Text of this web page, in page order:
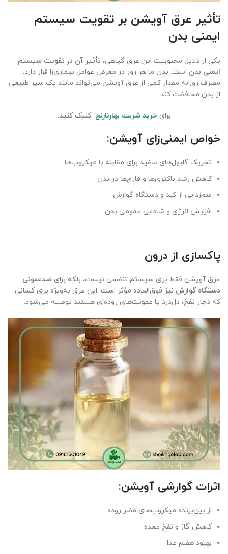
تأثیر عرق آویشن بر تقویت سیستم
ایمنی بدن
یکی از دلایل محبوبیت این عرق گیاهی، تأثیر آن در تقویت سیستم
ایمنی بدن است. بدن ما هر روز در معرض عوامل بیماری‌زا قرار دارد.
مصرف روزانه مقدار کمی از عرق آویشن می‌تواند مانند یک سپر طبیعی
از بدن محافظت کند.
برایخرید شربت بهارنارنج کلیک کنید.
خواص ایمنی‌زای آویشن:
تحریک گلبول‌های سفید برای مقابله با میکروب‌ها
کاهش رشد باکتری‌ها و قارچ‌ها در بدن
سم‌زدایی از کبد و دستگاه گوارش
افزایش انرژی و شادابی عمومی بدن
پاکسازی از درون
عرق آویشن فقط برای سیستم تنفسی نیست، بلکه برای ضدعفونی
دستگاه گوارش نیز فوق‌العاده مؤثر است. این عرق به‌ویژه برای کسانی
که دچار نفخ، دل‌درد یا عفونت‌های روده‌ای هستند توصیه می‌شود.
اثرات گوارشی آویشن:
از بین‌برنده میکروب‌های مضر روده
کاهش گاز و نفخ معده
بهبود هضم غذا